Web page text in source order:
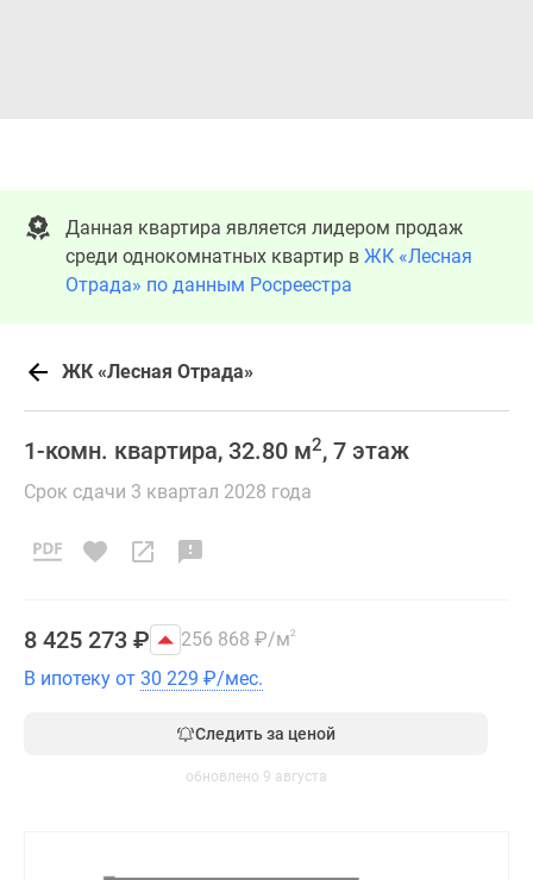
Данная квартира является лидером продаж
среди однокомнатных квартир в ЖК «Лесная
Отрада» по данным Росреестра
ЖК «Лесная Отрада»
1-комн. квартира, 32.80 м2, 7 этаж
Срок сдачи 3 квартал 2028 года
8 425 273 ₽ 256 868 ₽/м2
В ипотеку от 30 229 ₽/мес.
Следить за ценой
обновлено 9 августа